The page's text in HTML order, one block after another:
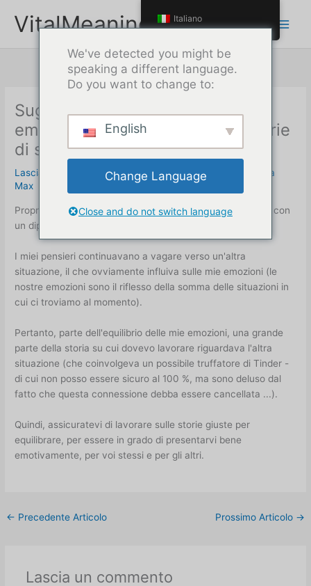
VitalMeaning
Suggerimento per l'elaborazione
emotiva: Lavorare sulla giusta serie
di storie
Lascia un commento /strumenti per il lavoro emotivo
/ Da
Max
Proprio ora stavo nuovamente elaborando una situazione con
un dipendente.
I miei pensieri continuavano a vagare verso un'altra
situazione, il che ovviamente influiva sulle mie emozioni (le
nostre emozioni sono il riflesso della somma delle situazioni in
cui ci troviamo al momento).
Pertanto, parte dell'equilibrio delle mie emozioni, una grande
parte della storia su cui dovevo lavorare riguardava l'altra
situazione (che coinvolgeva un possibile truffatore di Tinder -
di cui non posso essere sicuro al 100 %, ma sono deluso dal
fatto che questa connessione debba essere cancellata ...).
Quindi, assicuratevi di lavorare sulle storie giuste per
equilibrare, per essere in grado di presentarvi bene
emotivamente, per voi stessi e per gli altri.
← Precedente Articolo Prossimo Articolo →
Lascia un commento
Italiano
We've detected you might be
speaking a different language.
Do you want to change to:
English
Change Language
Close and do not switch language